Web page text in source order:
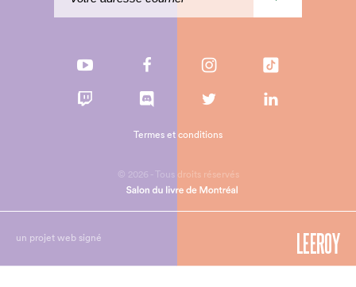
© 2026 - Tous droits réservés
Termes et conditions
un projet web signé